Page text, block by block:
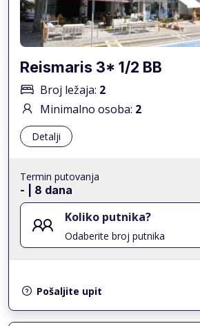
Reismaris 3* 1/2 BB
Broj ležaja: 2
Minimalno osoba: 2
Detalji
Termin putovanja
- | 8 dana
Koliko putnika?
Odaberite broj putnika
Pošaljite upit